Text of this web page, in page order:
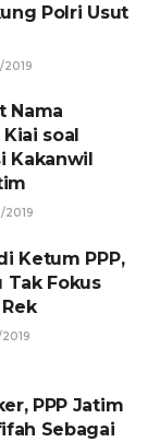
Polri Usut
2019
Nama
soal
Kakanwil
2019
Ketum PPP,
Tak Fokus
PPP Jatim
Sebagai